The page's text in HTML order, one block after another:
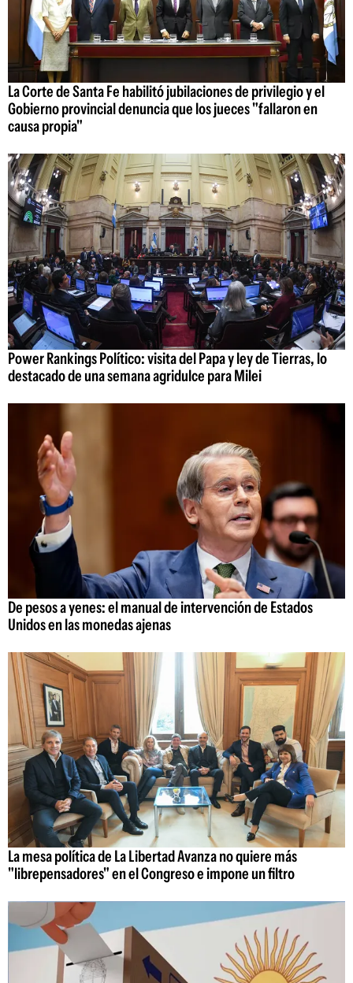
La Corte de Santa Fe habilitó jubilaciones de privilegio y el
Gobierno provincial denuncia que los jueces "fallaron en
causa propia"
Power Rankings Político: visita del Papa y ley de Tierras, lo
destacado de una semana agridulce para Milei
De pesos a yenes: el manual de intervención de Estados
Unidos en las monedas ajenas
La mesa política de La Libertad Avanza no quiere más
"librepensadores" en el Congreso e impone un filtro